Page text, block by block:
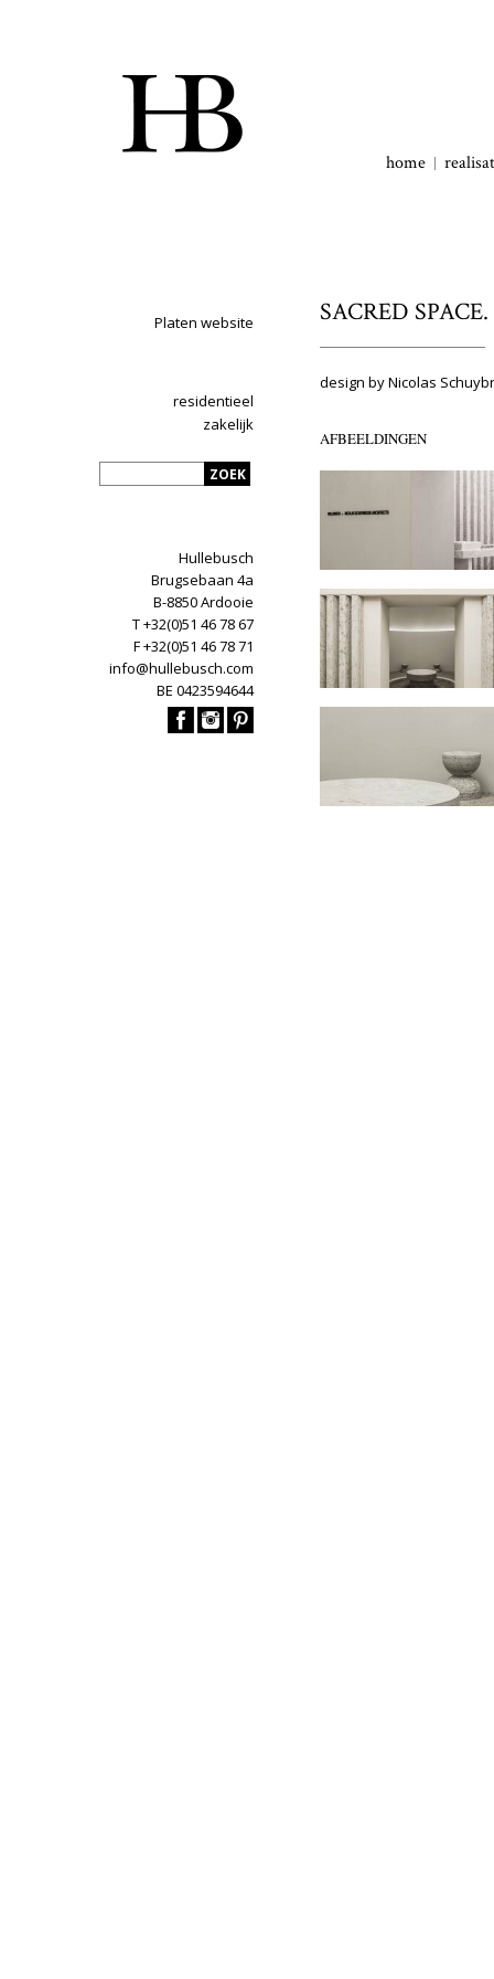
home
Platen website
residentieel
zakelijk
Hullebusch
Brugsebaan 4a
B-8850 Ardooie
T +32(0)51 46 78 67
F +32(0)51 46 78 71
info@hullebusch.com
BE 0423594644
SACRED SPACE.
design by Nicolas
AFBEELDINGEN